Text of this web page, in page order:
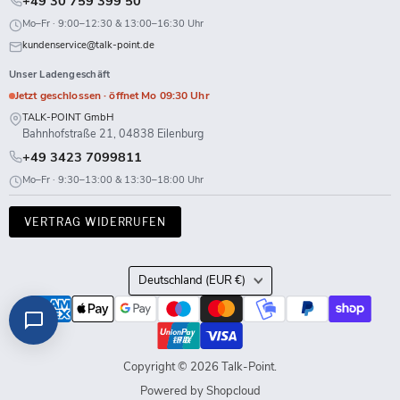
Mo–Fr · 9:00–12:30 & 13:00–16:30 Uhr
kundenservice@talk-point.de
Unser Ladengeschäft
Jetzt geschlossen · öffnet Mo 09:30 Uhr
TALK-POINT GmbH
Bahnhofstraße 21, 04838 Eilenburg
+49 3423 7099811
Mo–Fr · 9:30–13:00 & 13:30–18:00 Uhr
VERTRAG WIDERRUFEN
Land
Deutschland (EUR €)
Copyright © 2026 Talk-Point.
Powered by Shopcloud